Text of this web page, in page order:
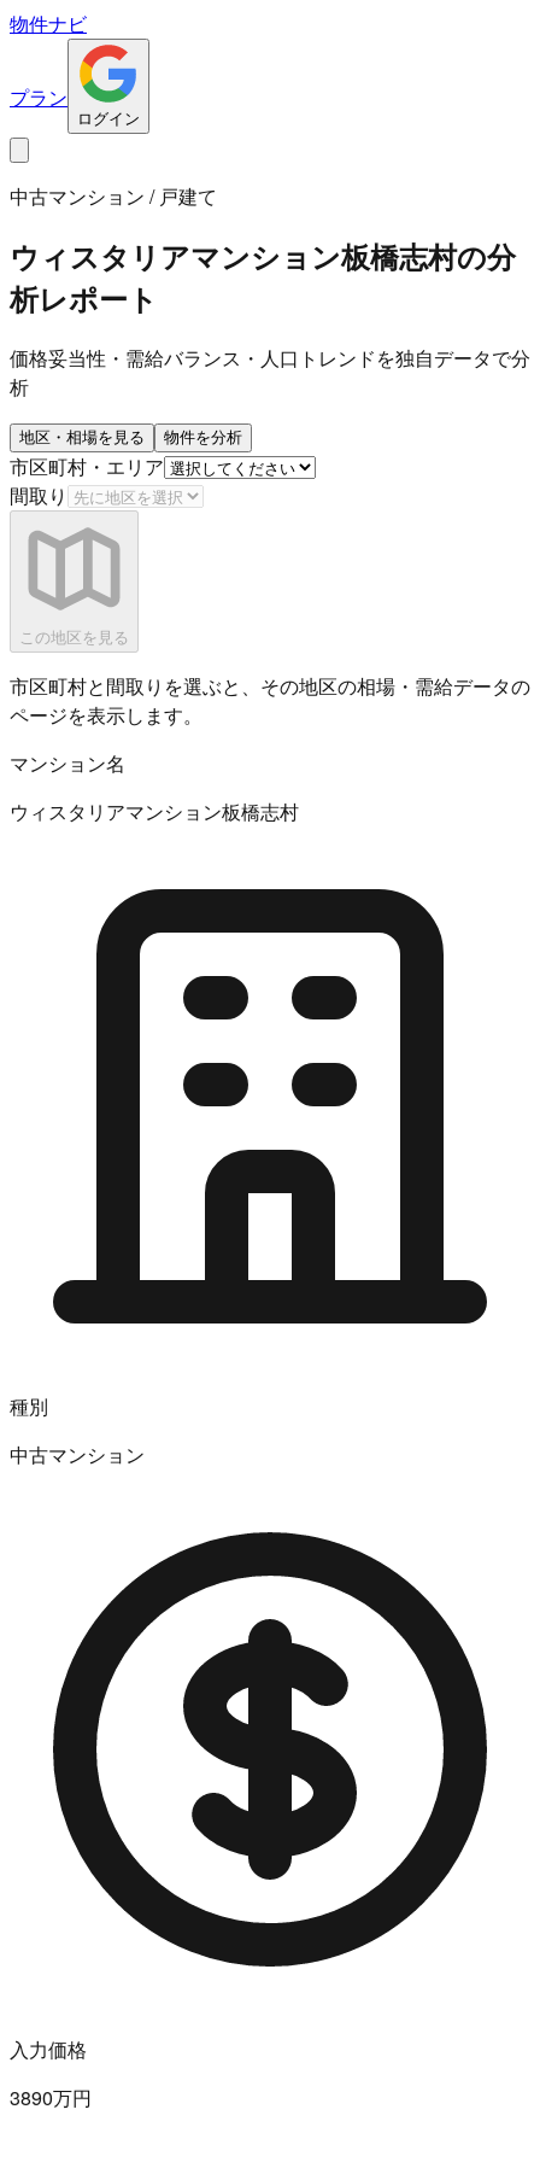
物件ナビ
プラン
ログイン
中古マンション / 戸建て
ウィスタリアマンション板橋志村の分
析レポート
価格妥当性・需給バランス・人口トレンドを独自データで分
析
地区・相場を見る 物件を分析
市区町村・エリア
間取り
この地区を見る
市区町村と間取りを選ぶと、その地区の相場・需給データの
ページを表示します。
マンション名
ウィスタリアマンション板橋志村
種別
中古マンション
入力価格
3890万円